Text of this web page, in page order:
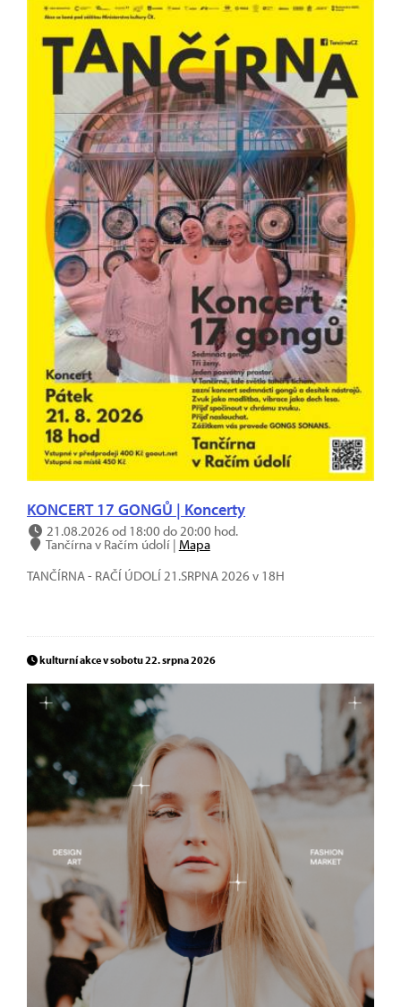
KONCERT 17 GONGŮ | Koncerty
21.08.2026 od 18:00 do 20:00 hod.
Tančírna v Račím údolí | Mapa
TANČÍRNA - RAČÍ ÚDOLÍ 21.SRPNA 2026 v 18H
kulturní akce v sobotu 22. srpna 2026